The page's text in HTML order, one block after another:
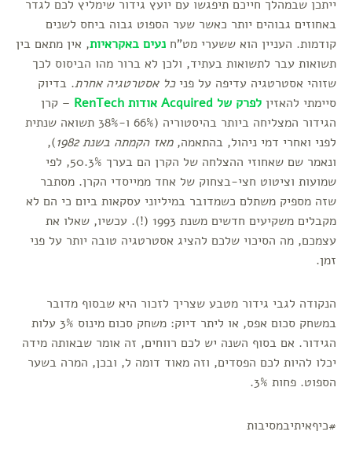
ייתכן שבמהלך חייכם תיפגשו עם יועץ גידור שימליץ לכם לגדר
באחוזים גבוהים יותר כאשר שער הספוט גבוה ביחס לשנים
קודמות. העניין הוא ששערי מט"ח נעים באקראיות, אין מתאם בין
תשואות עבר לתשואות בעתיד, ולכן לא ברור מהו הביסוס לכך
שזוהי אסטרטגיה עדיפה על פניכל אסטרטגיה אחרת. בדיוק
סיימתי להאזין לפרק של Acquired אודות RenTech
– קרן
הגידור המצליחה ביותר בהיסטוריה (66% ו-38% תשואה שנתית
לפני ואחרי דמי ניהול, בהתאמה,מאז הקמתה בשנת 1982
),
ונאמר שם שאחוזי ההצלחה של הקרן הם בערך 50.3%, לפי
שמועות וציטוט חצי-בצחוק של אחד ממייסדי הקרן. מסתבר
שזה מספיק משתלם כשמדובר במיליוני עסקאות ביום כי הם לא
מקבלים משקיעים חדשים משנת 1993 (!). עכשיו, שאלו את
עצמכם, מה הסיכוי שלכם להציג אסטרטגיה טובה יותר על פני
זמן.
הנקודה לגבי גידור מטבע שצריך לזכור היא שבסוף מדובר
במשחק סכום אפס, או ליתר דיוק: משחק סכום מינוס 3% עלות
הגידור. אם בסוף השנה יש לכם רווחים, זה אומר שבאותה מידה
יכלו להיות לכם הפסדים, וזה מאוד דומה ל, ובכן, המרה בשער
הספוט. פחות 3%.
#כיףאיתיבמסיבות